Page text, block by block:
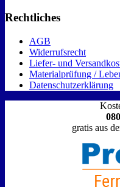
Rechtliches
AGB
Widerrufsrecht
Liefer- und
Materialprüfung /
Datenschutzerklärung
gratis aus